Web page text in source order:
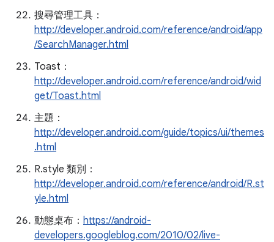
搜尋管理工具：
http://developer.android.com/reference/android/app
/SearchManager.html
Toast：
http://developer.android.com/reference/android/wid
get/Toast.html
主題：
http://developer.android.com/guide/topics/ui/themes
.html
R.style 類別：
http://developer.android.com/reference/android/R.st
yle.html
動態桌布： https://android-
developers.googleblog.com/2010/02/live-